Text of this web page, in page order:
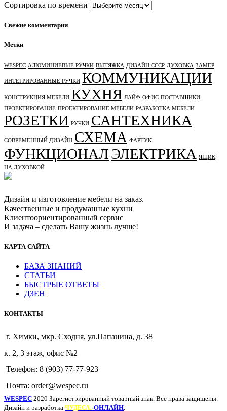
Сортировка по времени
Свежие комментарии
Метки
WESPEC АЛЮМИНИЕВЫЕ РУЧКИ ВЫТЯЖКА ДИЗАЙН СССР ДУХОВКА ЗАМЕР
ИНТЕГРИРОВАННЫЕ РУЧКИ КОММУНИКАЦИИ
КОНСТРУКЦИЯ МЕБЕЛИ КУХНЯ ЛАЙФ ОФИС ПОСТАВЩИКИ
ПРОЕКТИРОВАНИЕ ПРОЕКТИРОВАНИЕ МЕБЕЛИ РАЗРАБОТКА МЕБЕЛИ
РОЗЕТКИ РУЧКИ САНТЕХНИКА
СОВРЕМЕННЫЙ ДИЗАЙН СХЕМА ФАРТУК
ФУНКЦИОНАЛЭЛЕКТРИКА
ЯЩИК
НА ДУХОВКОЙ
Дизайн и изготовление мебели на заказ.
Качественные и продуманные кухни
Клиентоориентированный сервис
И задача – сделать Вашу жизнь лучше!
КАРТА САЙТА
БАЗА ЗНАНИЙ
СТАТЬИ
БЫСТРЫЕ ОТВЕТЫ
ДЗЕН
КОНТАКТЫ
г. Химки, мкр. Сходня, ул.Папанина, д. 38
к. 2, 3 этаж, офис №2
Телефон: 8 (903) 77-77-923
Почта: order@wespec.ru
WESPEC 2020 Зарегистрированный товарный знак. Все права защищены.
Дизайн и разработка ЧУДЕСА.-ОНЛАЙН.